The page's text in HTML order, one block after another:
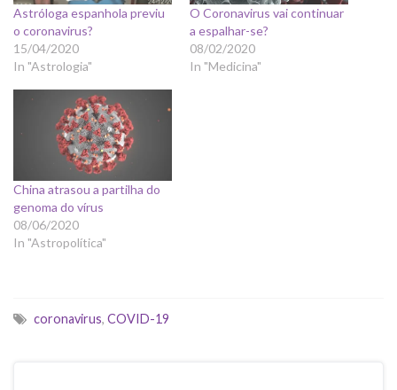
Astróloga espanhola previu
o coronavirus?
15/04/2020
In "Astrologia"
O Coronavirus vai continuar
a espalhar-se?
08/02/2020
In "Medicina"
China atrasou a partilha do
genoma do vírus
08/06/2020
In "Astropolítica"
coronavirus, COVID-19